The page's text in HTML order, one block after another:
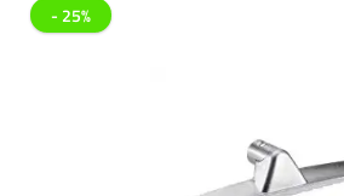
- 25%